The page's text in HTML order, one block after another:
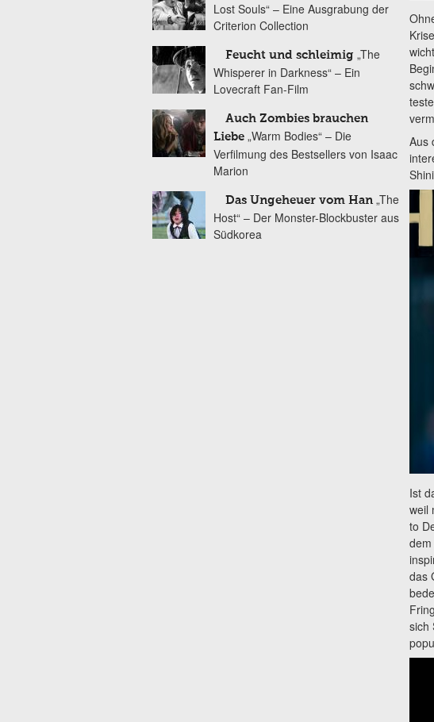
Aus
Ist
weil
to
das
sich
Lost Souls“ – Eine Ausgrabung der
Criterion Collection
Feucht und schleimig „The
Whisperer in Darkness“ – Ein
Lovecraft Fan-Film
Auch Zombies brauchen
Liebe „Warm Bodies“ – Die
Verfilmung des Bestsellers von Isaac
Marion
Das Ungeheuer vom Han „The
Host“ – Der Monster-Blockbuster aus
Südkorea